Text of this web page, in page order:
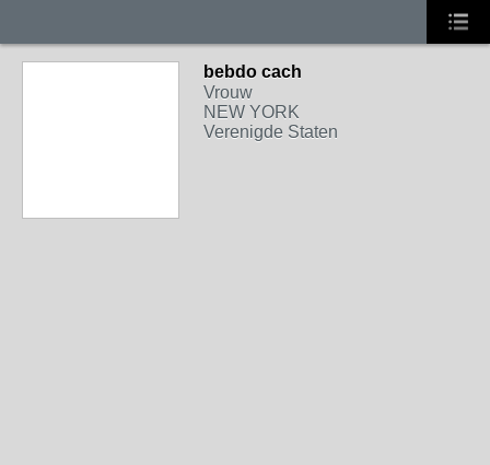
bebdo cach
Vrouw
NEW YORK
Verenigde Staten